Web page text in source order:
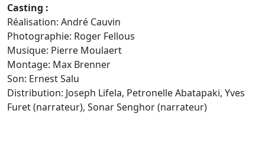
Casting :
Réalisation: André Cauvin
Photographie: Roger Fellous
Musique: Pierre Moulaert
Montage: Max Brenner
Son: Ernest Salu
Distribution: Joseph Lifela, Petronelle Abatapaki, Yves
Furet (narrateur), Sonar Senghor (narrateur)